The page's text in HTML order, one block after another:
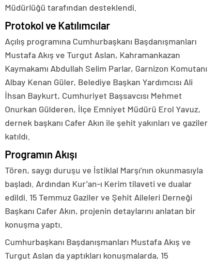
Müdürlüğü tarafından desteklendi.
Protokol ve Katılımcılar
Açılış programına Cumhurbaşkanı Başdanışmanları
Mustafa Akış ve Turgut Aslan, Kahramankazan
Kaymakamı Abdullah Selim Parlar, Garnizon Komutanı
Albay Kenan Güler, Belediye Başkan Yardımcısı Ali
İhsan Baykurt, Cumhuriyet Başsavcısı Mehmet
Onurkan Gülderen, İlçe Emniyet Müdürü Erol Yavuz,
dernek başkanı Cafer Akın ile şehit yakınları ve gaziler
katıldı.
Programın Akışı
Tören, saygı duruşu ve İstiklal Marşı’nın okunmasıyla
başladı. Ardından Kur’an-ı Kerim tilaveti ve dualar
edildi. 15 Temmuz Gaziler ve Şehit Aileleri Derneği
Başkanı Cafer Akın, projenin detaylarını anlatan bir
konuşma yaptı.
Cumhurbaşkanı Başdanışmanları Mustafa Akış ve
Turgut Aslan da yaptıkları konuşmalarda, 15